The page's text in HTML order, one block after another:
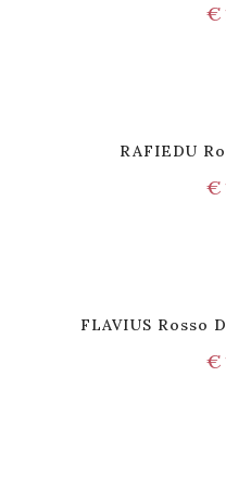
€
RAFIEDU
€
FLAVIUS Rosso
€